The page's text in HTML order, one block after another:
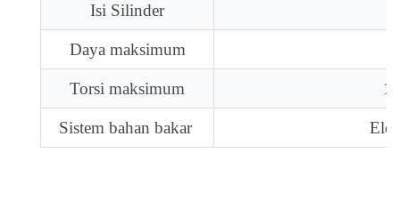
Isi Silinder
Daya maksimum
Torsi maksimum
Sistem bahan bakar